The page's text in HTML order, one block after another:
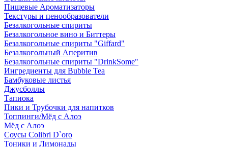
Пищевые Ароматизаторы
Текстуры и пенообразователи
Безалкогольные спириты
Безалкогольное вино и Биттеры
Безалкогольные спириты "Giffard"
Безалкогольный Аперитив
Безалкогольные спириты "DrinkSome"
Ингредиенты для Bubble Tea
Бамбуковые листья
Джусболлы
Тапиока
Пики и Трубочки для напитков
Топпинги/Мёд с Алоэ
Мёд с Алоэ
Соусы Colibri D`oro
Тоники и Лимонады